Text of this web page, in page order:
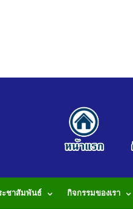
ะชาสัมพันธ์ กิจกรรมของเรา